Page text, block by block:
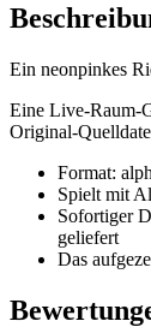
Ein neonpinkes
Eine Live-Raum-
Original-
Format:
Spielt mit
Sofortiger
geliefert
Das